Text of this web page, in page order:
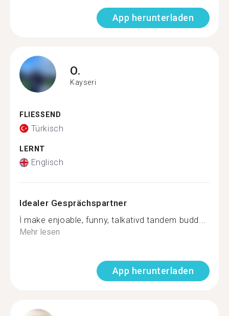
App herunterladen
O.
Kayseri
FLIESSEND
Türkisch
LERNT
Englisch
Idealer Gesprächspartner
İ make enjoable, funny, talkativd tandem budd...
Mehr lesen
App herunterladen